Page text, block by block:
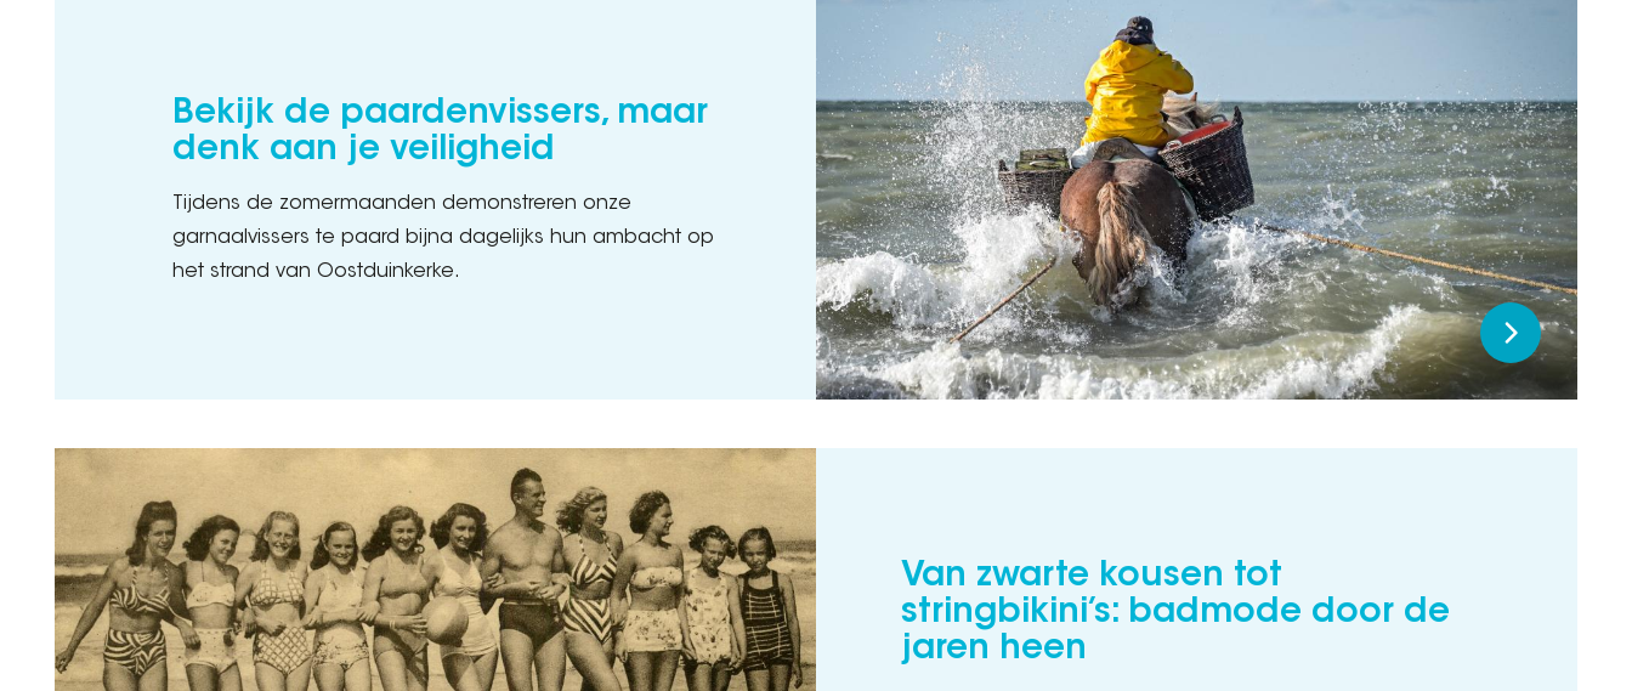
Bekijk de paardenvissers, maar
denk aan je veiligheid
Tijdens de zomermaanden demonstreren onze
garnaalvissers te paard bijna dagelijks hun ambacht op
het strand van Oostduinkerke.
Van zwarte kousen tot
stringbikini’s: badmode door de
jaren heen